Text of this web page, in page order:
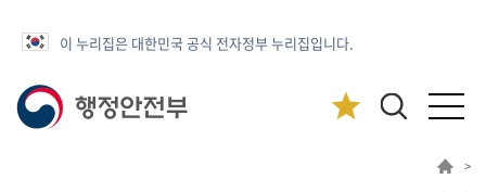
이 누리집은 대한민국 공식 전자정부 누리집입니다.
>